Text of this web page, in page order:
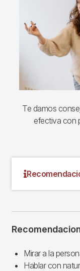
Te damos
efectiva con
Mirar a la
Hablar con